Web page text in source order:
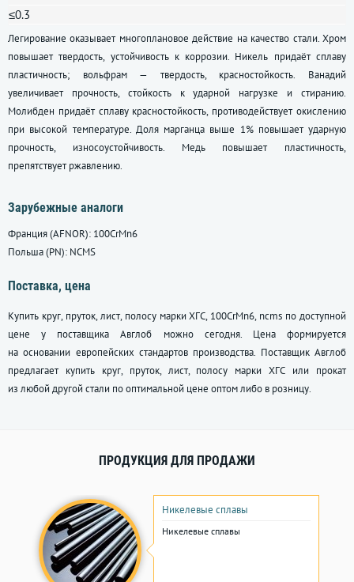
≤0.3
Легирование оказывает многоплановое действие на качество стали. Хром
повышает твердость, устойчивость к коррозии. Никель придаёт сплаву
пластичность; вольфрам — твердость, красностойкость. Ванадий
увеличивает прочность, стойкость к ударной нагрузке и стиранию.
Молибден придаёт сплаву красностойкость, противодействует окислению
при высокой температуре. Доля марганца выше 1% повышает ударную
прочность, износоустойчивость. Медь повышает пластичность,
препятствует ржавлению.
Зарубежные аналоги
Франция (AFNOR): 100CrMn6
Польша (PN): NCMS
Поставка, цена
Купить круг, пруток, лист, полосу марки ХГС, 100CrMn6, ncms по доступной
цене у поставщика Авглоб можно сегодня. Цена формируется
на основании европейских стандартов производства. Поставщик Авглоб
предлагает купить круг, пруток, лист, полосу марки ХГС или прокат
из любой другой стали по оптимальной цене оптом либо в розницу.
ПРОДУКЦИЯ ДЛЯ ПРОДАЖИ
Никелевые сплавы
Никелевые сплавы